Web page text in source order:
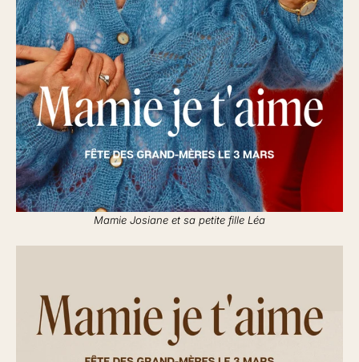
Mamie Josiane et sa petite fille Léa